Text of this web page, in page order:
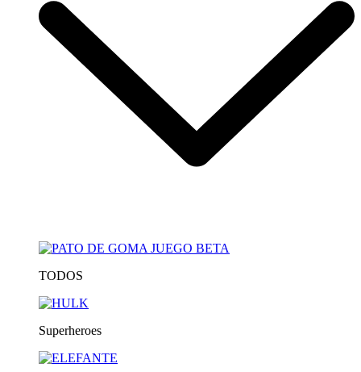
TODOS
Superheroes